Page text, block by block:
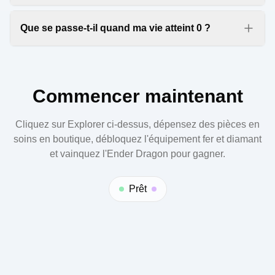
et PC avec une mise en page responsive.
Que se passe-t-il quand ma vie atteint 0 ?
Commencer maintenant
Cliquez sur Explorer ci-dessus, dépensez des pièces en
soins en boutique, débloquez l'équipement fer et diamant
et vainquez l'Ender Dragon pour gagner.
Prêt